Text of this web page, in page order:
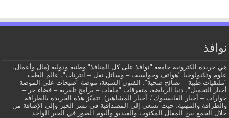
نوافذ
هي جريدة الكترونية جامعة "نوافذ على كل المنافذ" وطنية ودولية (مال وأعمال،
علوم وتكنولوجيا "هواتف وحواسيب – وسائل نقل – انترنات"، عالم الطب
"ملتقيات طبية – نصائح صحية"، الفنون السبعة، موضة "صيحات على الموضة –
أخبار التجميل"، دنيا الرياضة، متفرقات "ملفات – برامج تلفزية – فضاء حر –
حوارات – أخبار الفايسبوك"، أخبار المشاهير). تتميّز هذه الجريدة بالطرافة
والظرافة والمهنية، حيث تسعى إلى المصداقية في نشر الخبر وإلى الإضافة من
خلال الجمع بين المقال المكتوب والفيديو وألبوم الصور في الخبر الواحد.